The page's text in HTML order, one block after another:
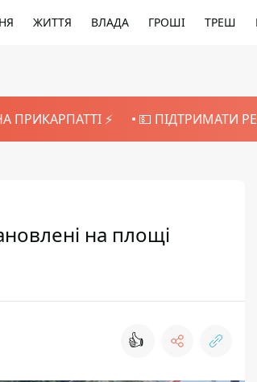
ЖИТТЯ ВЛАДА ГРОШІ ТРЕШ
ПРИКАРПАТТІ ⚡️ 💵 ПІДТРИМАТИ
на площі
👍